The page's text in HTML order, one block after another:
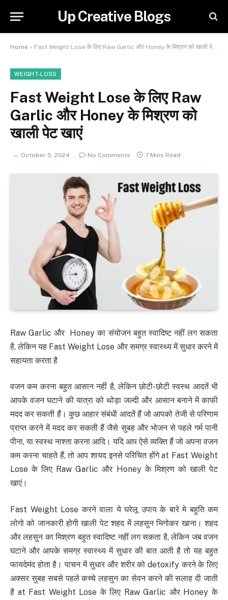
Up Creative Blogs
Home » Fast Weight Lose के लिए Raw Garlic और Honey के मिश्रण को खाली पेट खाएं
WEIGHT-LOSS
Fast Weight Lose के लिए Raw
Garlic और Honey के मिश्रण को
खाली पेट खाएं
October 5, 2024 No Comments 7 Mins Read
Raw Garlic और Honey का संयोजन बहुत स्वादिष्ट नहीं लग सकता
है, लेकिन यह Fast Weight Lose और समग्र स्वास्थ्य में सुधार करने में
सहायता करता है
वजन कम करना बहुत आसान नहीं है, लेकिन छोटी-छोटी स्वस्थ आदतें भी
आपके वजन घटाने की यात्रा को थोड़ा जल्दी और आसान बनाने में काफी
मदद कर सकती हैं। कुछ आहार संबंधी आदतें हैं जो आपको तेजी से परिणाम
प्राप्त करने में मदद कर सकती हैं जैसे सुबह और भोजन से पहले गर्म पानी
पीना, या स्वस्थ नाश्ता करना आदि। यदि आप ऐसे व्यक्ति हैं जो अपना वजन
कम करना चाहते हैं, तो आप शायद इनसे परिचित होंगे at Fast Weight
Lose के लिए Raw Garlic और Honey के मिश्रण को खाली पेट
खाएं।
Fast Weight Lose करने वाला ये घरेलू उपाय के बारे मे बहुति कम
लोगो को जानकारी होगी खाली पेट शहद में लहसुन भिगोकर खाना। शहद
और लहसुन का मिश्रण बहुत स्वादिष्ट नहीं लग सकता है, लेकिन जब वजन
घटाने और आपके समग्र स्वास्थ्य में सुधार की बात आती है तो यह बहुत
फायदेमंद होता है। पाचन में सुधार और शरीर को detoxify करने के लिए
अक्सर सुबह सबसे पहले कच्चे लहसुन का सेवन करने की सलाह दी जाती
है at Fast Weight Lose के लिए Raw Garlic और Honey के